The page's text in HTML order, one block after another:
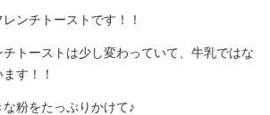
ンチトーストです！！
チトーストは少し変わっていて、牛乳ではな
す！！
粉をたっぷりかけて♪